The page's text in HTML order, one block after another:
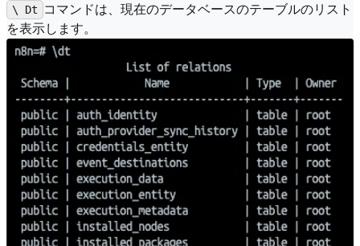
\ Dt
コマンドは、現在のデータベースのテーブルのリスト
を表示します。